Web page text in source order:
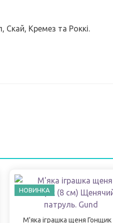
Скай, Кремез та Роккі.
НОВИНКА
М'яка іграшка щеня Гонщик